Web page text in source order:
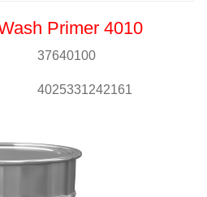
Primer 4010
37640100
4025331242161